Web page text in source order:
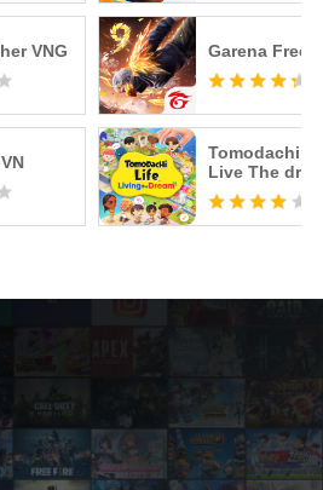
VNG Garena Free
Tomodachi
Live The